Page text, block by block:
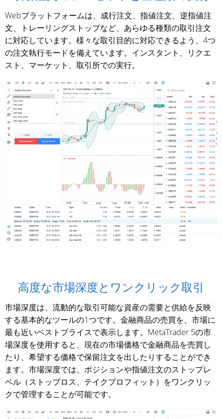
Webプラットフォームは、成行注文、指値注文、逆指値注
文、トレーリングストップなど、あらゆる種類の取引注文
に対応しています。様々な取引目的に対応できるよう、4つ
の注文執行モードを備えています。インスタント、リクエ
スト、マーケット、取引所での実行。
高度な市場深度とワンクリック取引
市場深度は、流動的な取引可能な資産の需要と供給を反映
する基本的なツールの1つです。金融商品の売買を、市場に
最も近いベストプライスで表示します。MetaTrader 5の市
場深度を使用すると、現在の市場価格で金融商品を売買し
たり、希望する価格で保留注文を出したりすることができ
ます。市場深度では、ポジションや指値注文のストップレ
ベル（ストップロス、テイクプロフィット）をワンクリッ
クで管理することが可能です。